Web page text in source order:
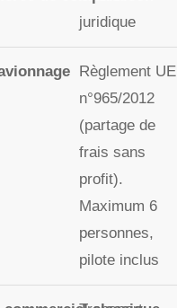
juridique
Règlement UE
n°965/2012
(partage de
frais sans
profit).
Maximum 6
personnes,
pilote inclus